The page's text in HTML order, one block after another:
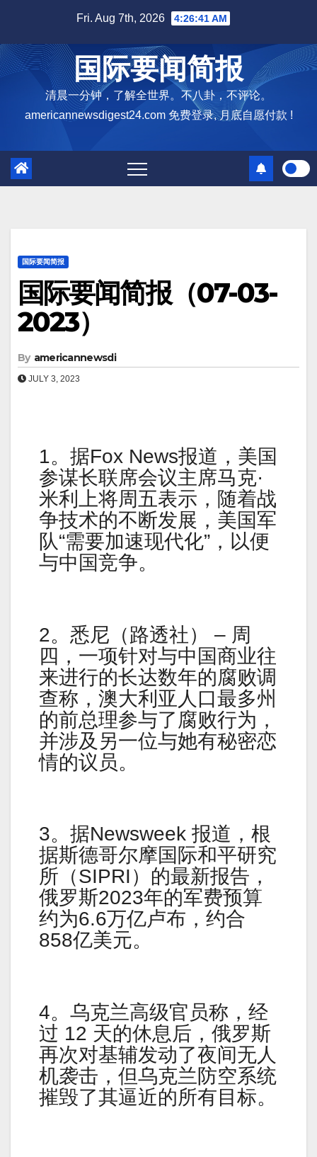
content
Fri. Aug 7th, 2026 4:26:42 AM
国际要闻简报
清晨一分钟，了解全世界。不八卦，不评论。
americannewsdigest24.com 免费登录, 月底自愿付款 !
国际要闻简报
国际要闻简报（07-03-
2023）
By americannewsdi
JULY 3, 2023
1。据Fox News报道，美国
参谋长联席会议主席马克·
米利上将周五表示，随着战
争技术的不断发展，美国军
队“需要加速现代化”，以便
与中国竞争。
2。悉尼（路透社） – 周
四，一项针对与中国商业往
来进行的长达数年的腐败调
查称，澳大利亚人口最多州
的前总理参与了腐败行为，
并涉及另一位与她有秘密恋
情的议员。
3。据Newsweek 报道，根
据斯德哥尔摩国际和平研究
所（SIPRI）的最新报告，
俄罗斯2023年的军费预算
约为6.6万亿卢布，约合
858亿美元。
4。乌克兰高级官员称，经
过 12 天的休息后，俄罗斯
再次对基辅发动了夜间无人
机袭击，但乌克兰防空系统
摧毁了其逼近的所有目标。